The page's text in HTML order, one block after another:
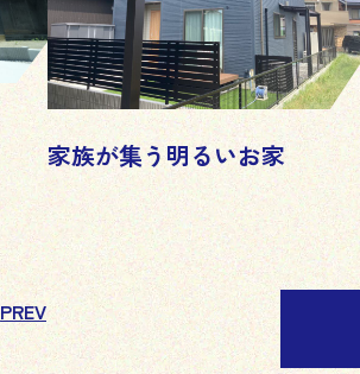
家族が集う明るいお家
PREV